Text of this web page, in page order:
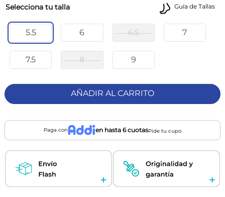
Guía de Tallas
talla
5.5 6 6.5 7
7.5 8 9
AÑADIR AL CARRITO
Paga con en hasta 6 cuotasPide tu cupo